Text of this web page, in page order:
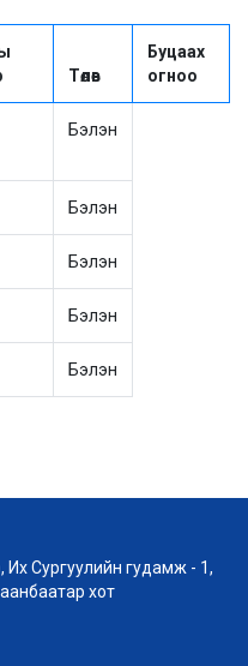
Төлөв
Буцаах
огноо
Бэлэн
Бэлэн
Бэлэн
Бэлэн
Бэлэн
Сургуулийн гудамж - 1,
хот